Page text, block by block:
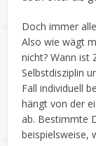
Doch immer
Also wie wägt
nicht? Wann ist
Selbstdisziplin
Fall individuell
hängt von der
ab. Bestimmte
beispielsweise,